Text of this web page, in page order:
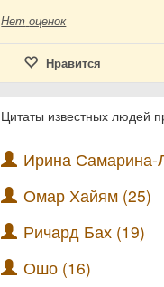
Нет оценок
Нравится
Цитаты известных людей
Ирина Самарина-
Омар Хайям (25)
Ричард Бах (19)
Ошо (16)